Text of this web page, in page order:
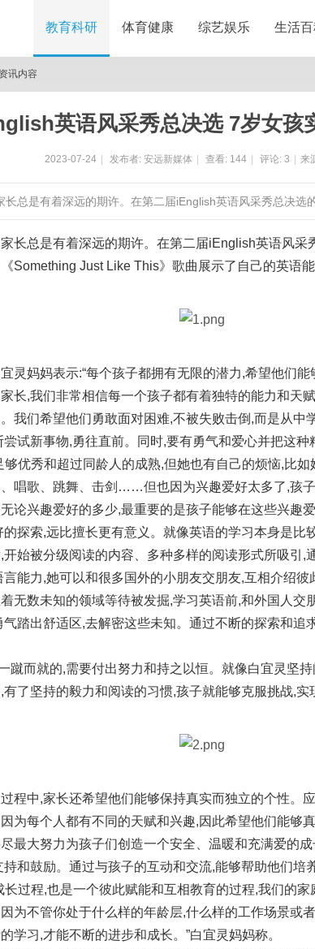
教育科研 体育健康 综艺娱乐 生活
资讯内容
英语风采秀总决选 7岁女孩
2023-07-24 发布者: 安远新媒体 查看: 144 评论: 3 来
长总是有着深远的期许。在第二届iEnglish英语风采秀总决选
长总是有着深远的期许。在第二届iEnglish英语风采
Something Just Like This》歌曲展示了自己的英语能
灵妈妈表示:“每个孩子都拥有无限的潜力,希望他们
长,我们非常相信每一个孩子都有着独特的能力和天
我们希望他们勇敢面对困难,不被失败击倒,而是从中
试新事物,勇往直前。同时,要有勇气和爱心并把这种
优秀和超过同龄人的成熟,但她也有自己的烦恼,比
唱歌、跳舞、击剑……但也因为兴趣爱好太多了,孩
论兴趣爱好的多少,最重要的是孩子能够在这些兴趣
探索,远比擅长更有意义。就像英语的学习本身是比
始被分级阅读的内容、多种多样的阅读形式所吸引,
能力,她可以和很多国外的小朋友交朋友,互相介绍彼
无数未知的领域等待被发掘,学习英语前,和外国人交
踏出舒适区,去解密这些未知。通过不断的探索和追
蹴而就的,需要付出努力和持之以恒。就像白宜灵坚
了坚持的毅力和阅读的习惯,孩子就能够克服挑战,实
程中,家长还希望他们能够保持真实而独立的个性。
为每个人都有不同的天赋和兴趣,因此希望他们能够
最大努力为孩子们创造一个安全、温暖和充满爱的
和鼓励。通过与孩子的互动和交流,能够帮助他们培
长过程,也是一个彼此赋能和互相教育的过程,我们的
为不管你处于什么样的年龄层,什么样的工作场景或
学习,才能不断的进步和成长。”白宜灵妈妈称。